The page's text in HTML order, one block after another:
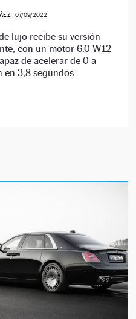
|07/09/2022
lujo recibe su versión
con un motor 6.0 W12
de acelerar de 0 a
en 3,8 segundos.